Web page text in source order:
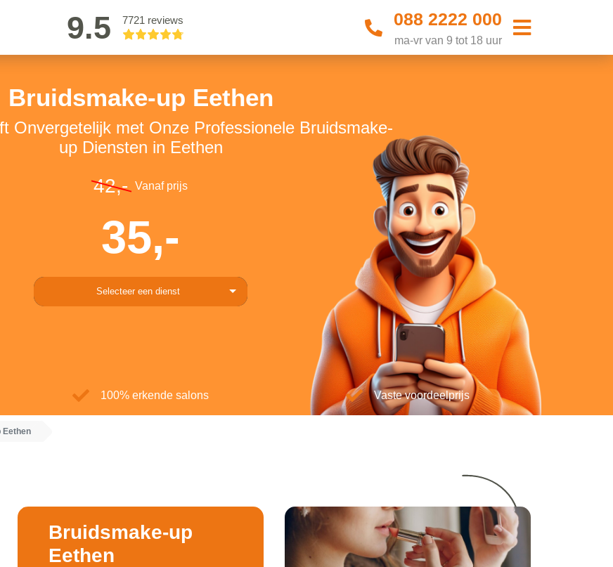
9.5 7721 reviews 088 2222 000
ma-vr van 9 tot 18 uur
Bruidsmake-up Eethen
Onvergetelijk met Onze Professionele Bruidsmake-
up Diensten in Eethen
42,- Vanaf prijs
35,-
Selecteer een dienst
100% erkende salons Vaste voordeelprijs
Eethen
Bruidsmake-up
Eethen